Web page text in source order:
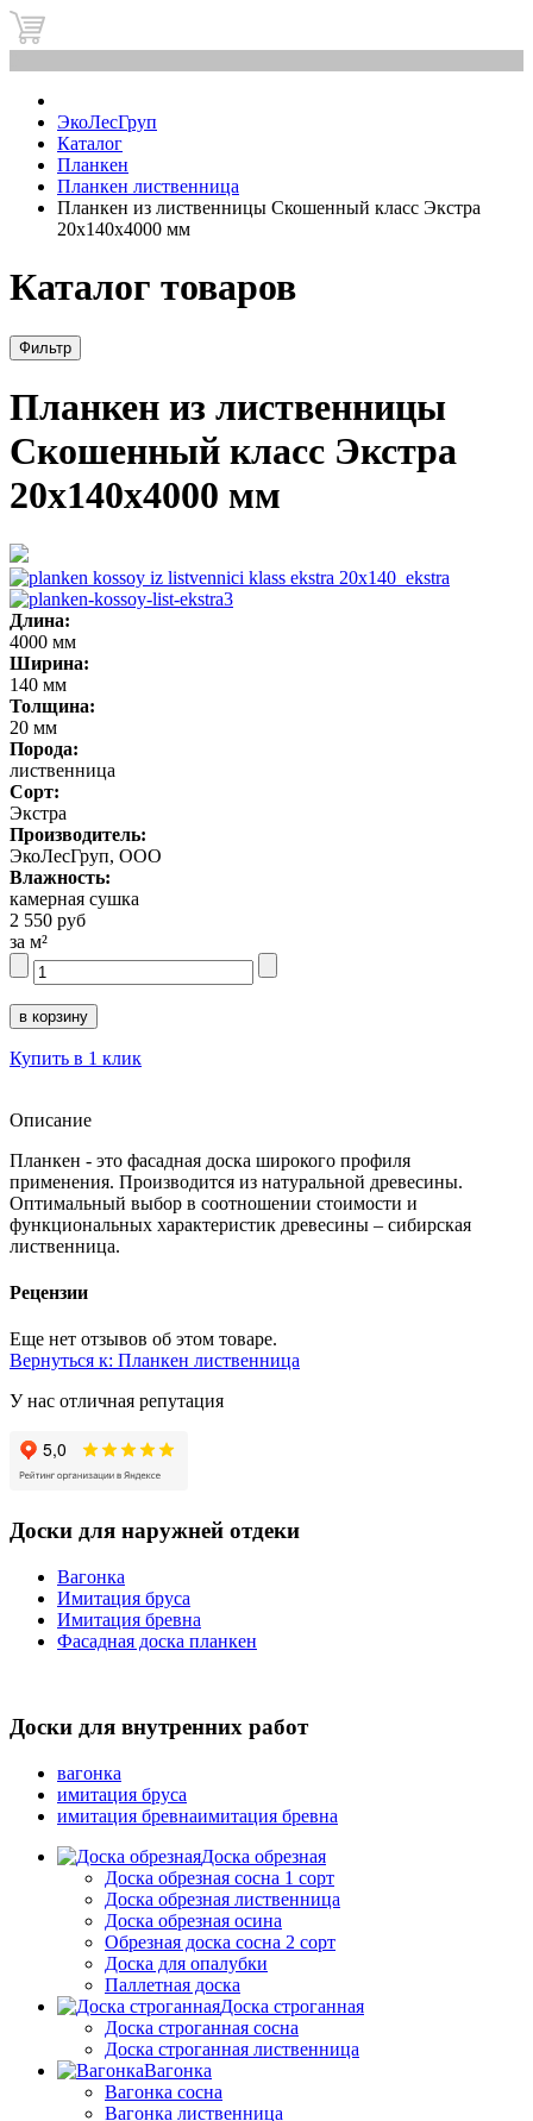
ЭкоЛесГруп
Каталог
Планкен
Планкен лиственница
Планкен из лиственницы Скошенный класс Экстра
20x140x4000 мм
Каталог товаров
Фильтр
Планкен из лиственницы
Скошенный класс Экстра
20x140x4000 мм
Длина:
4000 мм
Ширина:
140 мм
Толщина:
20 мм
Порода:
лиственница
Сорт:
Экстра
Производитель:
ЭкоЛесГруп, ООО
Влажность:
камерная сушка
2 550 руб
за м²
Купить в 1 клик
Описание
Планкен - это фасадная доска широкого профиля
применения. Производится из натуральной древесины.
Оптимальный выбор в соотношении стоимости и
функциональных характеристик древесины – сибирская
лиственница.
Рецензии
Еще нет отзывов об этом товаре.
Вернуться к: Планкен лиственница
У нас отличная репутация
Доски для наружней отдеки
Вагонка
Имитация бруса
Имитация бревна
Фасадная доска планкен
Доски для внутренних работ
вагонка
имитация бруса
имитация бревнаимитация бревна
Доска обрезная
Доска обрезная сосна 1 сорт
Доска обрезная лиственница
Доска обрезная осина
Обрезная доска сосна 2 сорт
Доска для опалубки
Паллетная доска
Доска строганная
Доска строганная сосна
Доска строганная лиственница
Вагонка
Вагонка сосна
Вагонка лиственница